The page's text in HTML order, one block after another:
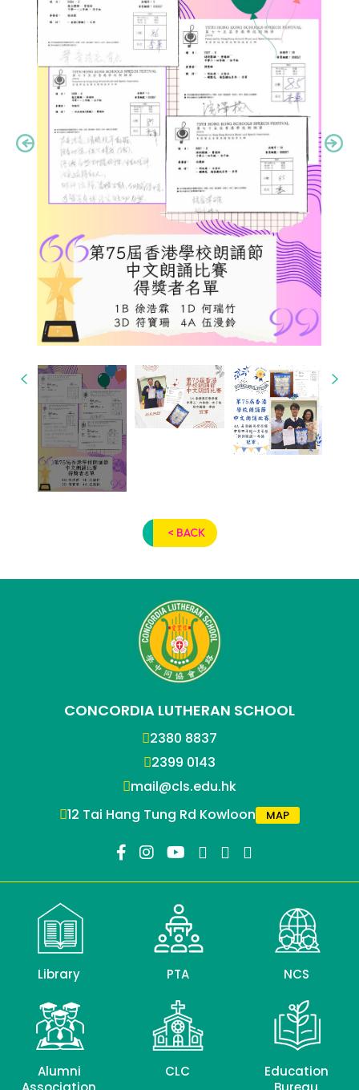
< BACK
CONCORDIA LUTHERAN SCHOOL
2380 8837
2399 0143
mail@cls.edu.hk
12 Tai Hang Tung Rd Kowloon
MAP
Library PTA NCS
Alumni
CLC
Education